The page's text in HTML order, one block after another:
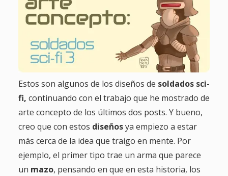
Estos son algunos de los diseños de soldados sci-
fi, continuando con el trabajo que he mostrado de
arte concepto de los últimos dos posts. Y bueno,
creo que con estos diseñosya empiezo a estar
más cerca de la idea que traigo en mente. Por
ejemplo, el primer tipo trae un arma que parece
un mazo, pensando en que en esta historia, los